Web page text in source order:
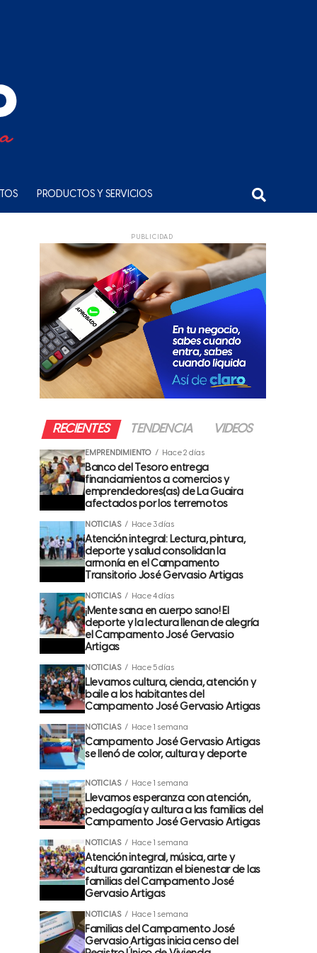
PRODUCTOS Y SERVICIOS
PUBLICIDAD
RECIENTES TENDENCIA VIDEOS
EMPRENDIMIENTO Hace 2 días
Banco del Tesoro entrega
financiamientos a comercios y
emprendedores(as) de La Guaira
afectados por los terremotos
NOTICIAS Hace 3 días
Atención integral: Lectura, pintura,
deporte y salud consolidan la
armonía en el Campamento
Transitorio José Gervasio Artigas
NOTICIAS Hace 4 días
¡Mente sana en cuerpo sano! El
deporte y la lectura llenan de alegría
el Campamento José Gervasio
Artigas
NOTICIAS Hace 5 días
Llevamos cultura, ciencia, atención y
baile a los habitantes del
Campamento José Gervasio Artigas
NOTICIAS Hace 1 semana
Campamento José Gervasio Artigas
se llenó de color, cultura y deporte
NOTICIAS Hace 1 semana
Llevamos esperanza con atención,
pedagogía y cultura a las familias del
Campamento José Gervasio Artigas
NOTICIAS Hace 1 semana
Atención integral, música, arte y
cultura garantizan el bienestar de las
familias del Campamento José
Gervasio Artigas
NOTICIAS Hace 1 semana
Familias del Campamento José
Gervasio Artigas inicia censo del